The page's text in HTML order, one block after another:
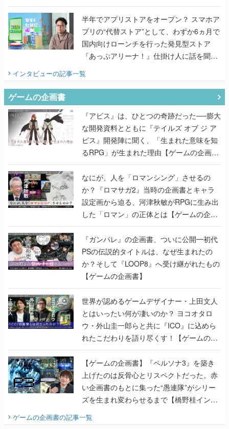
うこだわりをプロデューサーに聞いた
半年でアプリストアをオープン？ スマホア
プリの“代替ストア”として、わずか6ヵ月で
国内向けローンチを行った発見型ストア
『あっぷアリーナ！』仕掛け人に話を聞い
インタビューの記事一覧
ゲームの企画書
『アビス』は、ひとつの奇跡だった──膨大
な開発資料とともに『テイルズ オブ ジ ア
ビス』開発陣に聞く、「生まれた意味を知
るRPG」が生まれた理由【ゲームの企画
書】
なにが、人を「ロマンシング」させるの
か？『ロマサガ2』当時の企画書とキャラ
設定画から迫る、河津秋敏がRPGに生み出
した「ロマン」の正体とは【ゲームの企画
書】
『ガンパレ』の企画書、ついに公開━初代
PSの伝説的タイトルは、なぜ生まれたの
か？そして『LOOP8』へ受け継がれたもの
【ゲームの企画書】
世界が認めるゲームデザイナー・上田文人
とはいったい何が凄いのか？ ヨコオタロ
ウ・外山圭一郎らと共に『ICO』に込めら
れたこだわりを語り尽くす！【ゲームの企
画書】
【ゲームの企画書】『ペルソナ3』を築き
上げたのは反骨心とリスペクトだった。赤
い企画書のもとに集った“愚連隊”がシリー
ズを生まれ変わらせるまで【橋野桂インタ
ゲームの企画書の記事一覧